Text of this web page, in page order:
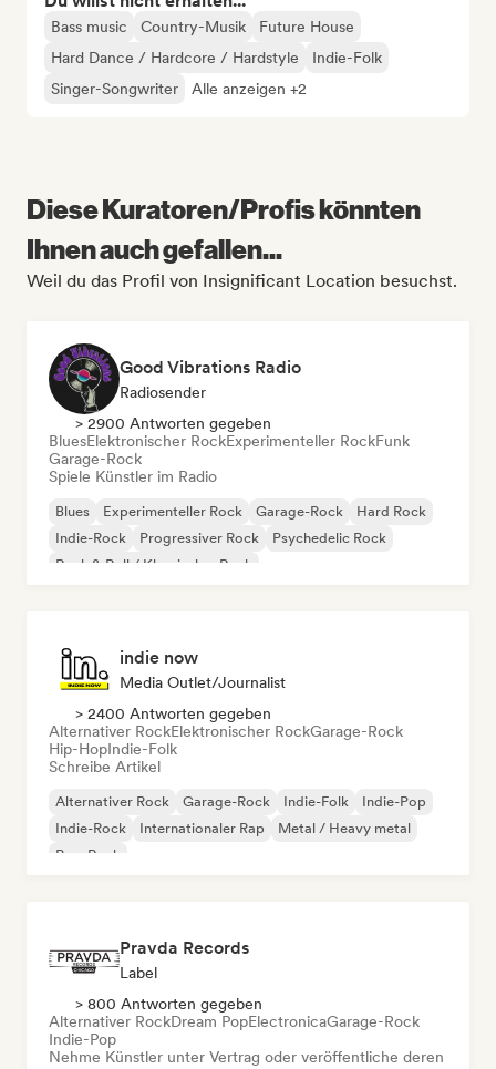
Bass music Country-Musik
Future House
Hard Dance / Hardcore / Hardstyle
Indie-Folk
Singer-Songwriter
Alle anzeigen +2
Diese Kuratoren/Profis könnten
Ihnen auch gefallen...
Weil du das Profil von Insignificant Location besuchst.
Good Vibrations Radio
Radiosender
> 2900 Antworten gegeben
BluesElektronischer RockExperimenteller RockFunk
Garage-Rock
Spiele Künstler im Radio
Blues Experimenteller Rock Garage-Rock
Hard Rock
Indie-Rock
Progressiver Rock
Psychedelic Rock
Rock & Roll / Klassischer Rock
indie now
Media Outlet/Journalist
> 2400 Antworten gegeben
Alternativer RockElektronischer RockGarage-Rock
Hip-HopIndie-Folk
Schreibe Artikel
Alternativer Rock Garage-Rock Indie-Folk
Indie-Pop
Indie-Rock
Internationaler Rap
Metal / Heavy metal
Pop-Rock
Pravda Records
Label
> 800 Antworten gegeben
Alternativer RockDream PopElectronicaGarage-Rock
Indie-Pop
Nehme Künstler unter Vertrag oder veröffentliche deren